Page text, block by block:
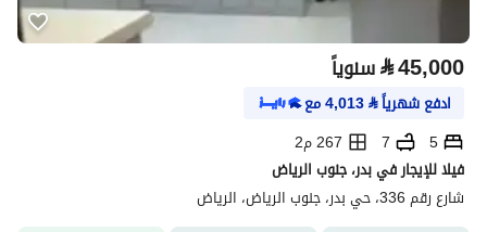
⃁45,000 سنوياً
ادفع شهرياً⃁
4,013مع
5
7
267 م2
فيلا للإيجار في بدر، جنوب الرياض
شارع رقم 336، حي بدر، جنوب الرياض، الرياض